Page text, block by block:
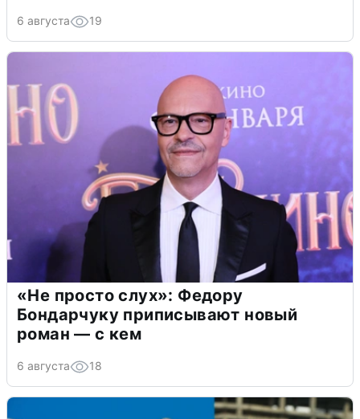
6 августа 19
«Не просто слух»: Федору
Бондарчуку приписывают новый
роман — с кем
6 августа 18